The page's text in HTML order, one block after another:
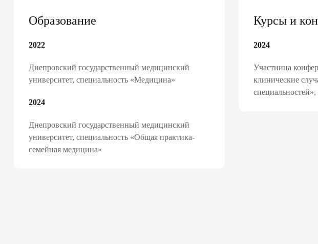
Образование
2022
Днепровский государственный медицинский
университет, специальность «Медицина»
2024
Днепровский государственный медицинский
университет, специальность «Общая практика-
семейная медицина»
Курсы и
2024
Участница
клинические
консультации семейного
справки и больничные
электронные направления
«доступное лекарство»
ПОДПИСАТЬ ДЕКЛАРАЦИЮ